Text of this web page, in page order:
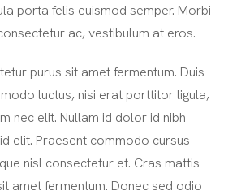
porta felis euismod semper. Morbi
ac, vestibulum at eros.
purus sit amet fermentum. Duis
luctus, nisi erat porttitor ligula,
nec elit. Nullam id dolor id nibh
elit. Praesent commodo cursus
nisl consectetur et. Cras mattis
amet fermentum. Donec sed odio